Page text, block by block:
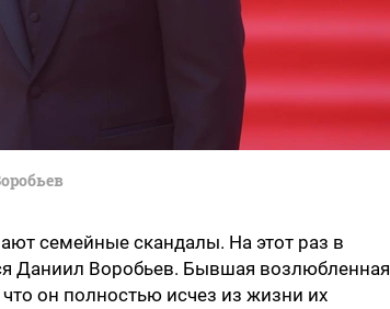
семейные скандалы. На этот раз в
Даниил Воробьев. Бывшая возлюбленная
он полностью исчез из жизни их